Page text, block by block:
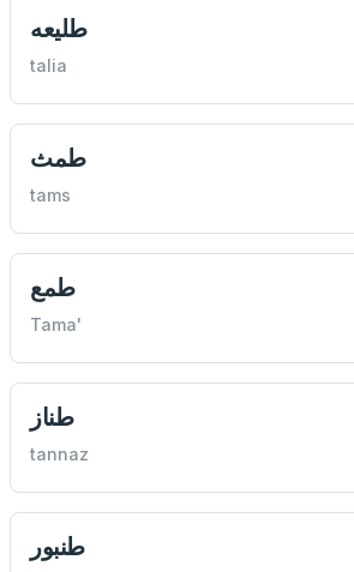
طليعه
talia
طمث
tams
طمع
Tama'
طناز
tannaz
طنبور